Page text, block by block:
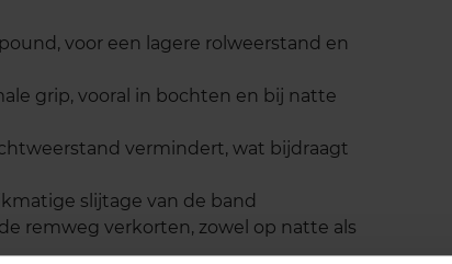
voor een lagere rolweerstand en
grip, vooral in bochten en bij natte
vermindert, wat bijdraagt
slijtage van de band
remweg verkorten, zowel op natte als